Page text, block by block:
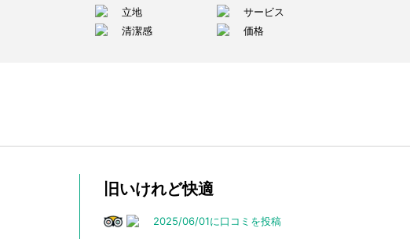
立地
清潔感
サービス
価格
旧いけれど快適
2025/06/01に口コミを投稿